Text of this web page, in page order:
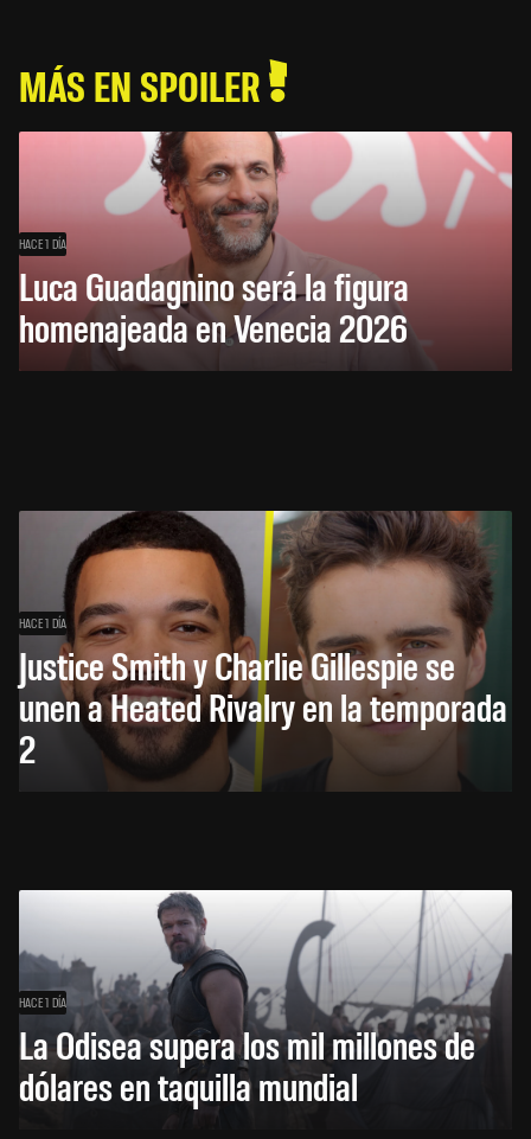
MÁS EN SPOILER
HACE 1 DÍA
Luca Guadagnino será la figura
homenajeada en Venecia 2026
HACE 1 DÍA
Justice Smith y Charlie Gillespie se
unen a Heated Rivalry en la temporada
2
HACE 1 DÍA
La Odisea supera los mil millones de
dólares en taquilla mundial